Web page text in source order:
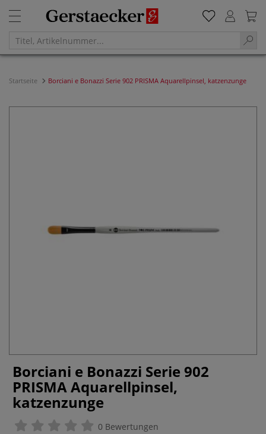
Startseite Borciani e Bonazzi Serie 902 PRISMA Aquarellpinsel, katzenzunge
Borciani e Bonazzi Serie 902
PRISMA Aquarellpinsel,
katzenzunge
0 Bewertungen